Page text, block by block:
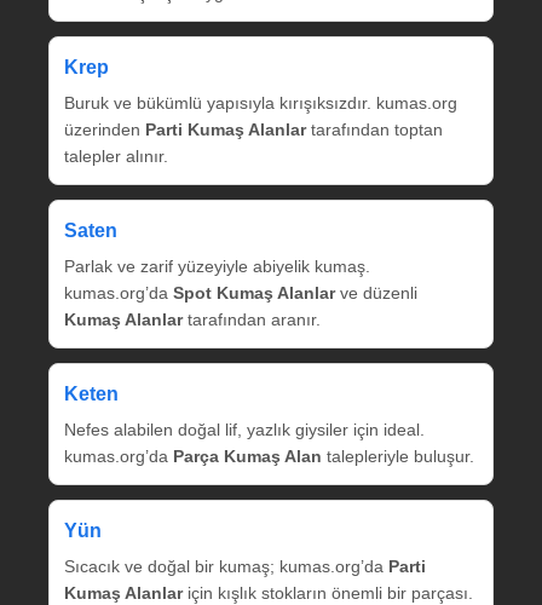
Krep
Buruk ve bükümlü yapısıyla kırışıksızdır. kumas.org
üzerinden Parti Kumaş Alanlartarafından toptan
talepler alınır.
Saten
Parlak ve zarif yüzeyiyle abiyelik kumaş.
kumas.org’da Spot Kumaş Alanlarve düzenli
Kumaş Alanlartarafından aranır.
Keten
Nefes alabilen doğal lif, yazlık giysiler için ideal.
kumas.org’da Parça Kumaş Alan talepleriyle buluşur.
Yün
Sıcacık ve doğal bir kumaş; kumas.org’da Parti
Kumaş Alanlariçin kışlık stokların önemli bir parçası.